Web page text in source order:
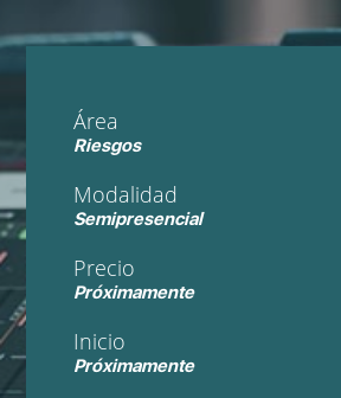
Área
Riesgos
Modalidad
Semipresencial
Precio
Próximamente
Inicio
Próximamente